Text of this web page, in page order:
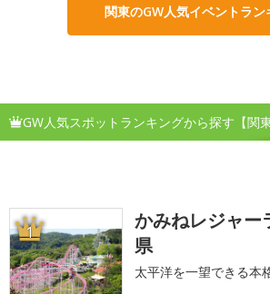
関東のGW人気イベントラン
GW人気スポットランキングから探す【関東
1
かみねレジャー
県
太平洋を一望できる本